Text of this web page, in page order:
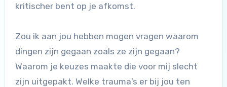
kritischer bent op je afkomst.
Zou ik aan jou hebben mogen vragen waarom
dingen zijn gegaan zoals ze zijn gegaan?
Waarom je keuzes maakte die voor mij slecht
zijn uitgepakt. Welke trauma’s er bij jou ten